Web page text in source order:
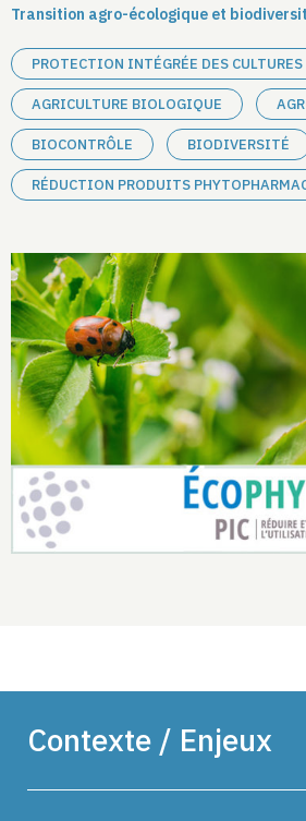
Transition agro-écologique et
PROTECTION INTÉGRÉE DES CULTURES
AGRICULTURE BIOLOGIQUE
BIOCONTRÔLE BIODIVERSITÉ
RÉDUCTION PRODUITS
Contexte / Enjeux